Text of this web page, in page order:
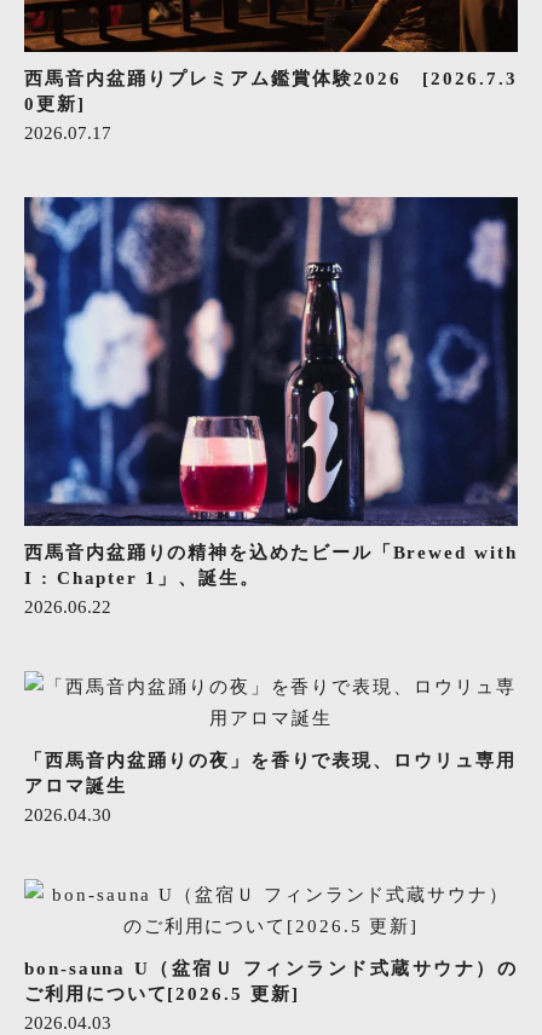
西馬音内盆踊りプレミアム鑑賞体験2026 [2026.7.3
0更新]
2026.07.17
西馬音内盆踊りの精神を込めたビール「Brewed with
I : Chapter 1」、誕生。
2026.06.22
「西馬音内盆踊りの夜」を香りで表現、ロウリュ専用
アロマ誕生
2026.04.30
bon-sauna U（盆宿Ｕ フィンランド式蔵サウナ）の
ご利用について[2026.5 更新]
2026.04.03